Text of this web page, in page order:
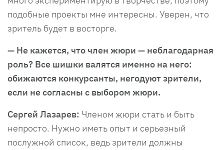
подобные проекты мне интересны. Уверен, что
зритель будет в восторге.
— Не кажется, что член жюри — неблагодарная
роль? Все шишки валятся именно на него:
обижаются конкурсанты, негодуют зрители,
если не согласны с выбором жюри.
Сергей Лазарев: Членом жюри стать и быть
непросто. Нужно иметь опыт и серьезный
послужной список, ведь зрители должны